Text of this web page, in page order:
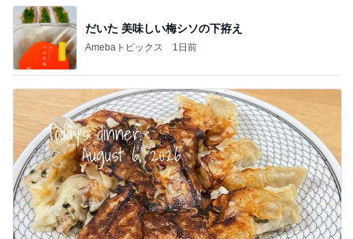
だいた 美味しい梅シソの下拵え
Amebaトピックス 1日前